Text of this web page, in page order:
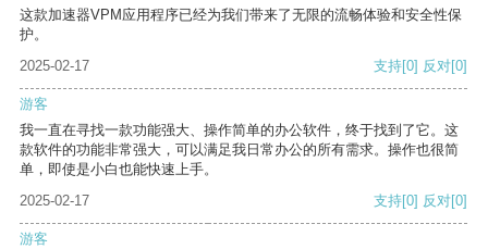
这款加速器VPM应用程序已经为我们带来了无限的流畅体验和安全性保
护。
2025-02-17
支持[0] 反对[0]
游客
我一直在寻找一款功能强大、操作简单的办公软件，终于找到了它。这
款软件的功能非常强大，可以满足我日常办公的所有需求。操作也很简
单，即使是小白也能快速上手。
2025-02-17
支持[0] 反对[0]
游客